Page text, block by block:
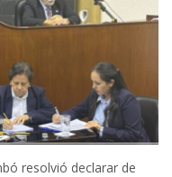
resolvió declarar de